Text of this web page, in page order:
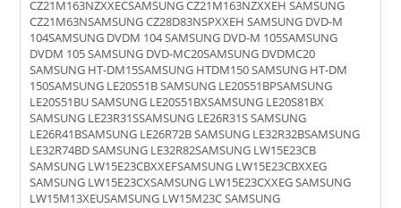
CZ21M163NZXXECSAMSUNG CZ21M163NZXXEH SAMSUNG
CZ21M63NSAMSUNG CZ28D83NSPXXEH SAMSUNG DVD-M
104SAMSUNG DVDM 104 SAMSUNG DVD-M 105SAMSUNG
DVDM 105 SAMSUNG DVD-MC20SAMSUNG DVDMC20
SAMSUNG HT-DM15SAMSUNG HTDM150 SAMSUNG HT-DM
150SAMSUNG LE20S51B SAMSUNG LE20S51BPSAMSUNG
LE20S51BU SAMSUNG LE20S51BXSAMSUNG LE20S81BX
SAMSUNG LE23R31SSAMSUNG LE26R31S SAMSUNG
LE26R41BSAMSUNG LE26R72B SAMSUNG LE32R32BSAMSUNG
LE32R74BD SAMSUNG LE32R82SAMSUNG LW15E23CB
SAMSUNG LW15E23CBXXEFSAMSUNG LW15E23CBXXEG
SAMSUNG LW15E23CXSAMSUNG LW15E23CXXEG SAMSUNG
LW15M13XEUSAMSUNG LW15M23C SAMSUNG